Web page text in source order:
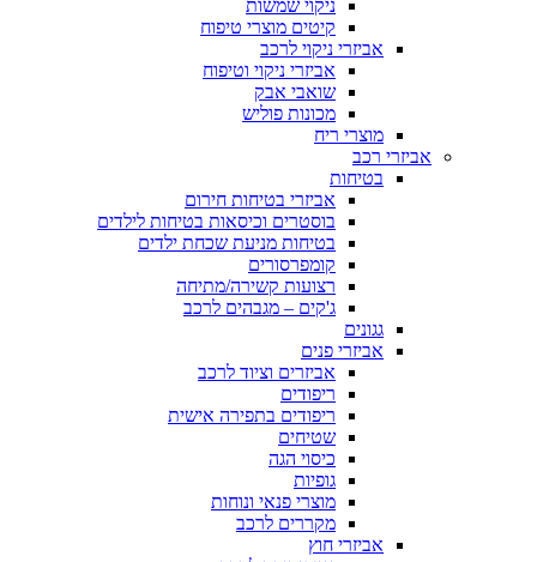
ניקוי שמשות
קיטים מוצרי טיפוח
אביזרי ניקוי לרכב
אביזרי ניקוי וטיפוח
שואבי אבק
מכונות פוליש
מוצרי ריח
אביזרי רכב
בטיחות
אביזרי בטיחות חירום
בוסטרים וכיסאות בטיחות לילדים
בטיחות מניעת שכחת ילדים
קומפרסורים
רצועות קשירה/מתיחה
ג'קים – מגבהים לרכב
גגונים
אביזרי פנים
אביזרים וציוד לרכב
ריפודים
ריפודים בתפירה אישית
שטיחים
כיסוי הגה
גופיות
מוצרי פנאי ונוחות
מקררים לרכב
אביזרי חוץ